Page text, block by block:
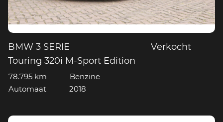
BMW 3 SERIE
Touring 320i M-Sport Edition
Verkocht
78.795 km
Benzine
Automaat
2018